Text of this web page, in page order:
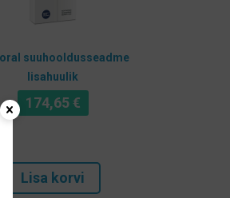
suuhooldusseadme
lisahuulik
174,65€
Lisa korvi